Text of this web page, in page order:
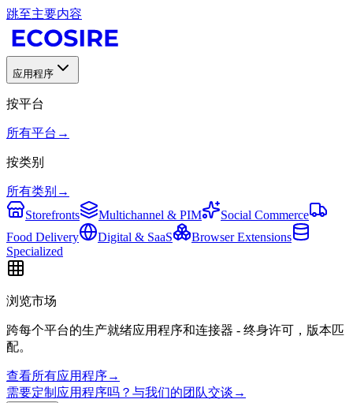
跳至主要内容
应用程序
按平台
所有平台 →
按类别
所有类别 →
Storefronts
Multichannel & PIM
Social Commerce
Food Delivery
Digital & SaaS
Browser Extensions
Specialized
浏览市场
跨每个平台的生产就绪应用程序和连接器 - 终身许可，版本匹
配。
查看所有应用程序→
需要定制应用程序吗？与我们的团队交谈 →